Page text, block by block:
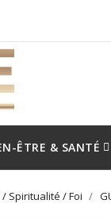
ÊTRE & SANTÉ
Spiritualité / Foi